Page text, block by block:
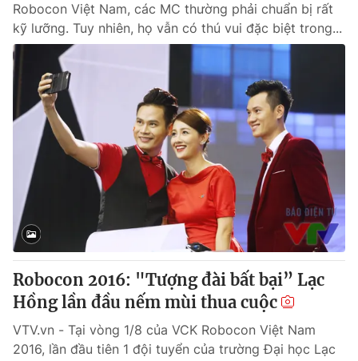
Robocon Việt Nam, các MC thường phải chuẩn bị rất
kỹ lưỡng. Tuy nhiên, họ vẫn có thú vui đặc biệt trong...
Robocon 2016: "Tượng đài bất bại” Lạc
Hồng lần đầu nếm mùi thua cuộc
VTV.vn - Tại vòng 1/8 của VCK Robocon Việt Nam
2016, lần đầu tiên 1 đội tuyển của trường Đại học Lạc